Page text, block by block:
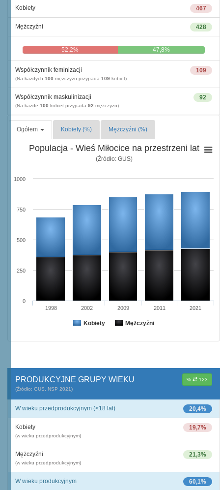
467
Kobiety
428
Mężczyźni
52,2% 47,8%
109
Współczynnik feminizacji
(Na każdych 100 mężczyzn przypada 109 kobiet)
92
Współczynnik maskulinizacji
(Na każde 100 kobiet przypada 92 mężczyzn)
Ogółem Kobiety (%) Mężczyźni (%)
Populacja - Wieś Miłocice na przestrzeni lat
(Źródło: GUS)
Kobiety Mężczyźni
1998 2002 2009 2011 2021
0
250
500
750
1000
% 123
PRODUKCYJNE GRUPY WIEKU
(Źródło: GUS, NSP 2021)
20,4%
W wieku przedprodukcyjnym (<18 lat)
19,7%
Kobiety
(w wieku przedprodukcyjnym)
21,3%
Mężczyźni
(w wieku przedprodukcyjnym)
60,1%
W wieku produkcyjnym